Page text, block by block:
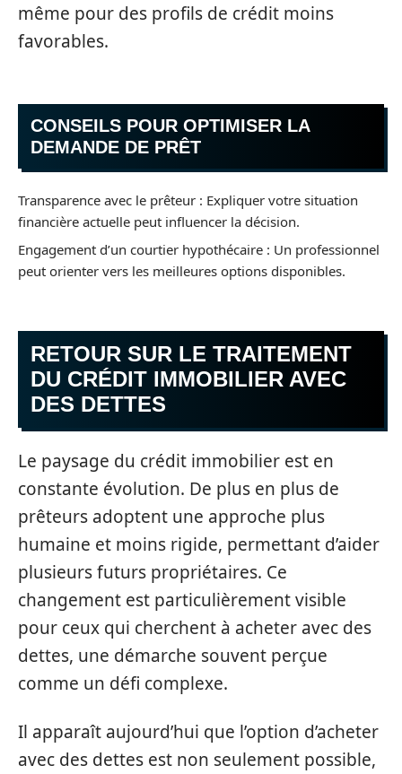
même pour des profils de crédit moins
favorables.
CONSEILS POUR OPTIMISER LA
DEMANDE DE PRÊT
Transparence avec le prêteur : Expliquer votre situation
financière actuelle peut influencer la décision.
Engagement d’un courtier hypothécaire : Un professionnel
peut orienter vers les meilleures options disponibles.
RETOUR SUR LE TRAITEMENT
DU CRÉDIT IMMOBILIER AVEC
DES DETTES
Le paysage du crédit immobilier est en
constante évolution. De plus en plus de
prêteurs adoptent une approche plus
humaine et moins rigide, permettant d’aider
plusieurs futurs propriétaires. Ce
changement est particulièrement visible
pour ceux qui cherchent à acheter avec des
dettes, une démarche souvent perçue
comme un défi complexe.
Il apparaît aujourd’hui que l’option d’acheter
avec des dettes est non seulement possible,